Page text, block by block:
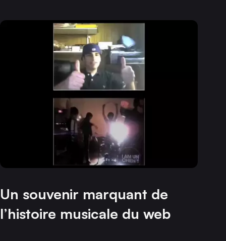
Un souvenir marquant de
l’histoire musicale du web